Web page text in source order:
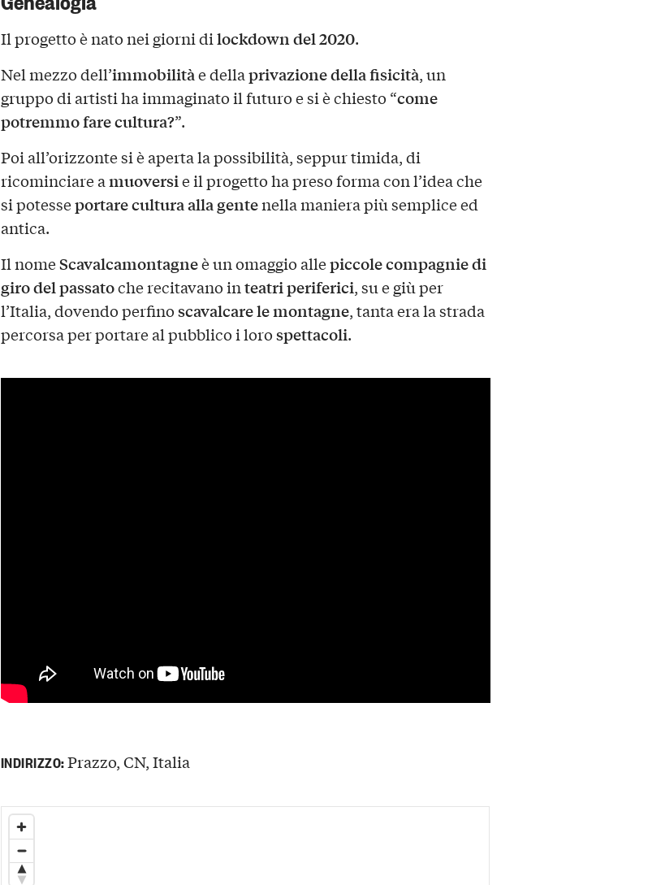
Il progetto è nato nei giorni dilockdown del 2020.
Nel mezzo dell’immobilitàe dellaprivazione della fisicità, un
gruppo di artisti ha immaginato il futuro e si è chiesto “come
potremmo fare cultura?”.
Poi all’orizzonte si è aperta la possibilità, seppur timida, di
ricominciare amuoversie il progetto ha preso forma con l’idea che
si potesseportare cultura alla gentenella maniera più semplice ed
antica.
Il nomeScavalcamontagneè un omaggio allepiccole compagnie di
giro del passatoche recitavano inteatri periferici, su e giù per
l’Italia, dovendo perfinoscavalcare le montagne, tanta era la strada
percorsa per portare al pubblico i lorospettacoli.
INDIRIZZO:Prazzo, CN, Italia